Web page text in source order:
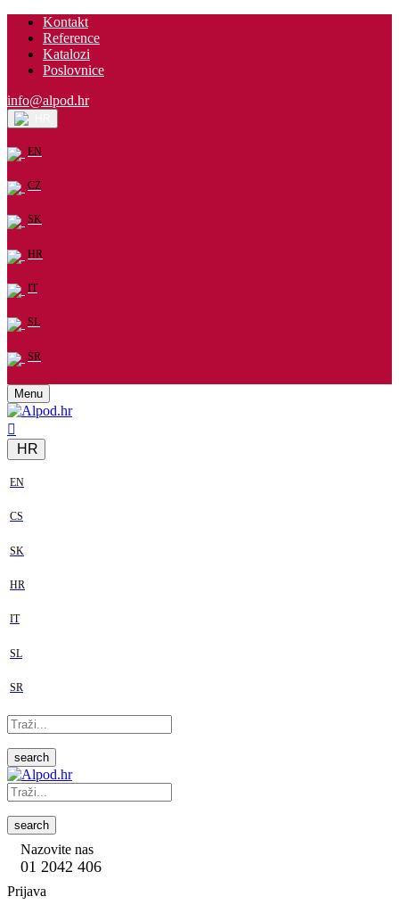
Kontakt
Reference
Katalozi
Poslovnice
info@alpod.hr
EN
CZ
SK
HR
IT
SL
SR
Menu
HR
EN
CS
SK
HR
IT
SL
SR
search
search
Nazovite nas
01 2042 406
Prijava